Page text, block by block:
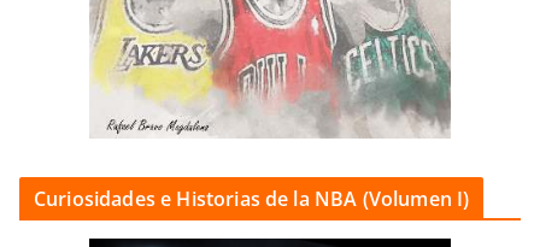
Curiosidades e Historias de la NBA (Volumen I)